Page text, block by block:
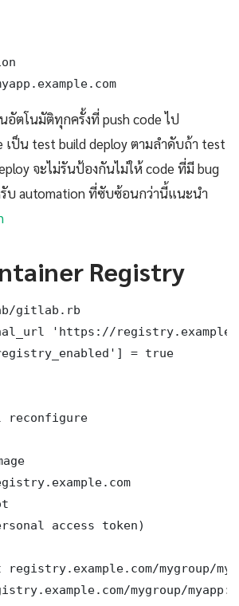
อัตโนมัติทุกครั้งที่ push code ไป
เป็น test build deploy ตามลำดับถ้า test
จะไม่รันป้องกันไม่ให้ code ที่มี bug
บ automation ที่ซับซ้อนกว่านี้แนะนำ
Registry
gitlab.rb
'https://
= true
access token)
mygroup/
mygroup/